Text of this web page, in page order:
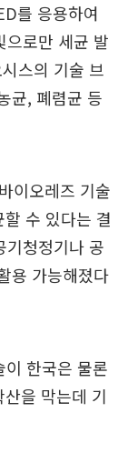
를 응용하여
으로만 세균 발
스의 기술 브
균, 폐렴균 등
이오레즈 기술
수 있다는 결
기청정기나 공
용 가능해졌다
한국은 물론
을 막는데 기